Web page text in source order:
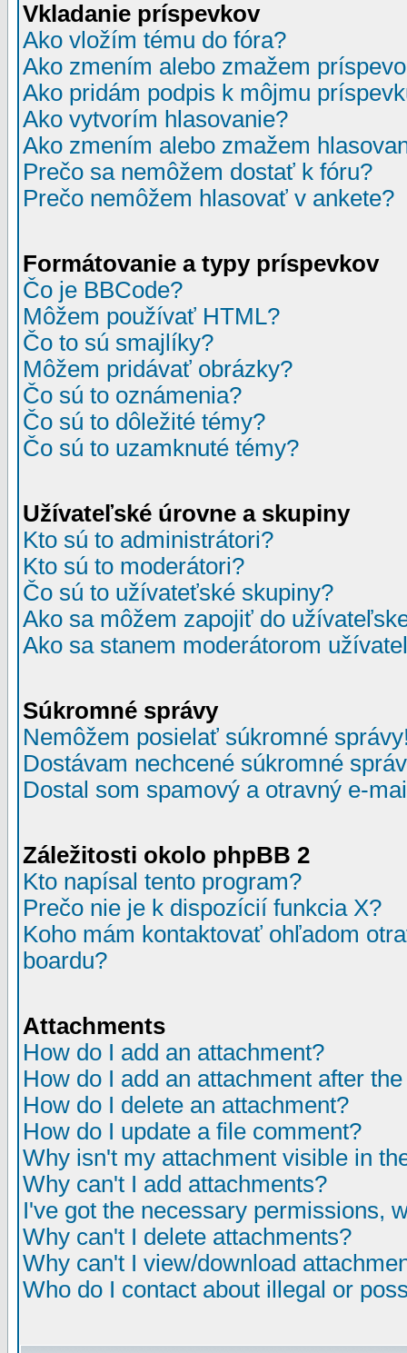
Vkladanie príspevkov
Ako vložím tému do fóra?
Ako zmením alebo zmažem
Ako pridám podpis k môjmu
Ako vytvorím hlasovanie?
Ako zmením alebo zmažem
Prečo sa nemôžem dostať k fóru?
Prečo nemôžem hlasovať v ankete?
Formátovanie a typy príspevkov
Čo je BBCode?
Môžem používať HTML?
Čo to sú smajlíky?
Môžem pridávať obrázky?
Čo sú to oznámenia?
Čo sú to dôležité témy?
Čo sú to uzamknuté témy?
Užívateľské úrovne a skupiny
Kto sú to administrátori?
Kto sú to moderátori?
Čo sú to užívateťské skupiny?
Ako sa môžem zapojiť do
Ako sa stanem moderátorom
Súkromné správy
Nemôžem posielať súkromné
Dostávam nechcené súkromné
Dostal som spamový a otravný e-
Záležitosti okolo phpBB 2
Kto napísal tento program?
Prečo nie je k dispozícií funkcia X?
Koho mám kontaktovať ohľadom
boardu?
Attachments
How do I add an attachment?
How do I add an attachment after
How do I delete an attachment?
How do I update a file comment?
Why isn't my attachment visible in
Why can't I add attachments?
I've got the necessary permissions,
Why can't I delete attachments?
Why can't I view/download
Who do I contact about illegal or